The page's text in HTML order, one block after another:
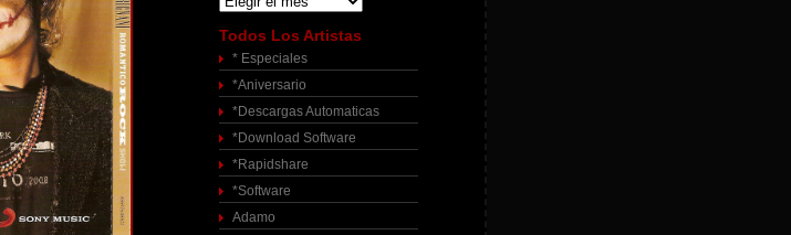
Todos Los Artistas
* Especiales
*Aniversario
*Descargas Automaticas
*Download Software
*Rapidshare
*Software
Adamo